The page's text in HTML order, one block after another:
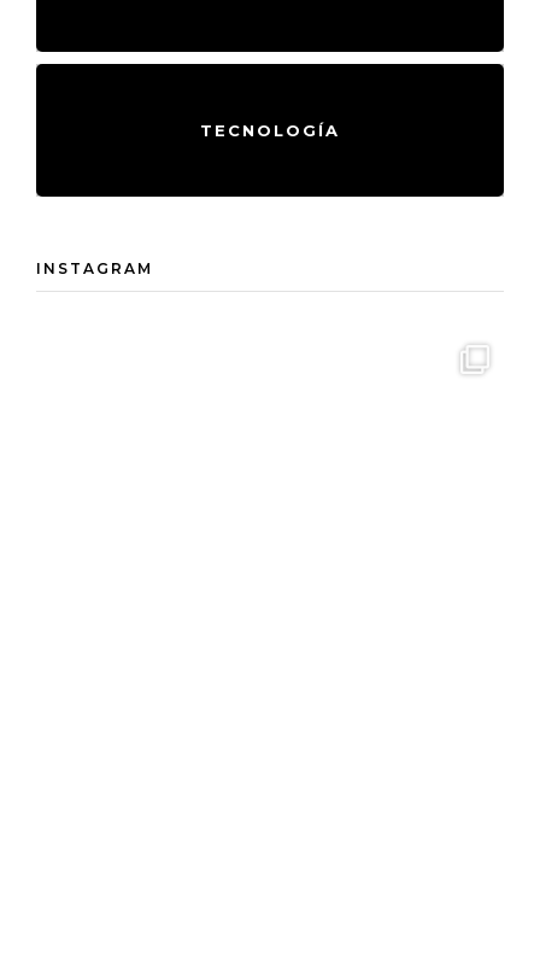
TECNOLOGÍA
INSTAGRAM